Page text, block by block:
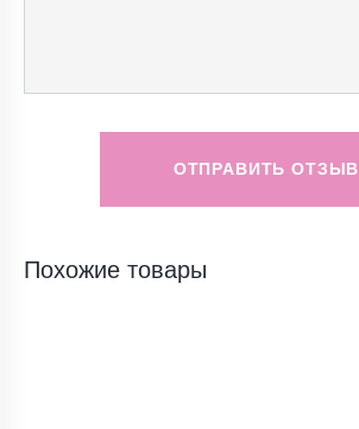
ОТПРАВИТЬ ОТЗЫВ
Похожие товары